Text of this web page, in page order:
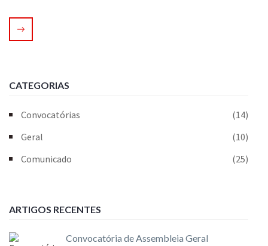
CATEGORIAS
Convocatórias
(14)
Geral
(10)
Comunicado
(25)
ARTIGOS RECENTES
Convocatória de Assembleia Geral